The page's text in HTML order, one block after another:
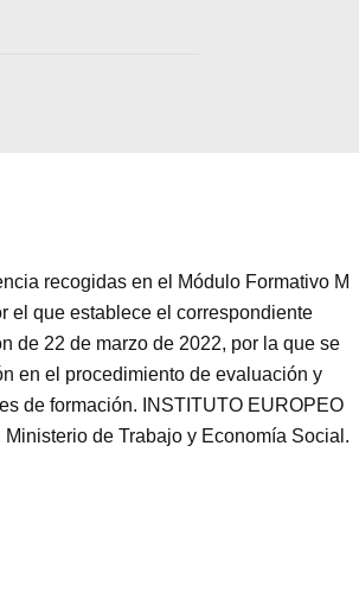
recogidas en el Módulo Formativo M
el que establece el correspondiente
de 22 de marzo de 2022, por la que se
en el procedimiento de evaluación y
de formación. INSTITUTO EUROPEO
de Trabajo y Economía Social.
web.
en los